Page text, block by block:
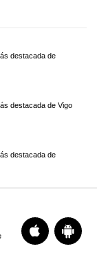
destacada de
destacada de Vigo
destacada de